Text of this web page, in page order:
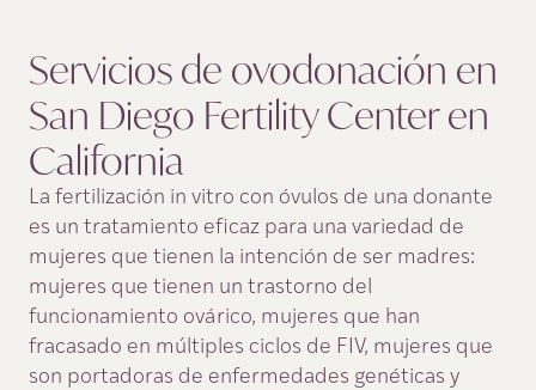
Servicios de ovodonación en
San Diego Fertility Center en
California
La fertilización in vitro con óvulos de una donante
es un tratamiento eficaz para una variedad de
mujeres que tienen la intención de ser madres:
mujeres que tienen un trastorno del
funcionamiento ovárico, mujeres que han
fracasado en múltiples ciclos de FIV, mujeres que
son portadoras de enfermedades genéticas y